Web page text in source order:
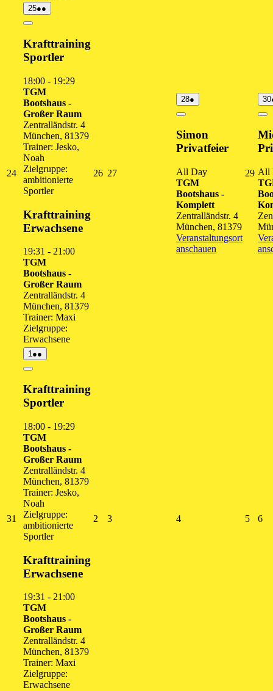
2424.
August
2026
2525.
August
●●
Veranstaltungen)
Close
Krafttraining
Sportler
18:00 - 19:29
TGM
Bootshaus -
Großer Raum
Zentralländstr. 4
München, 81379
Trainer: Jesko,
Noah
Zielgruppe:
ambitionierte
Sportler
Krafttraining
Erwachsene
19:31 - 21:00
TGM
Bootshaus -
Großer Raum
Zentralländstr. 4
München, 81379
Trainer: Maxi
Zielgruppe:
Erwachsene
2626.
2727.
2828.
August
●
Veranstaltung)
Close
Simon
Privatfeier
All Day
TGM
Bootshaus -
Komplett
Zentralländstr. 4
München, 81379
Veranstaltungsort
anschauen
2929.
2026
30
All
31
31.
August
2026
11.
September
2026
●●
Veranstaltungen)
Close
Krafttraining
Sportler
18:00 - 19:29
TGM
Bootshaus -
Großer Raum
Zentralländstr. 4
München, 81379
Trainer: Jesko,
Noah
Zielgruppe:
ambitionierte
Sportler
Krafttraining
Erwachsene
19:31 - 21:00
TGM
Bootshaus -
Großer Raum
Zentralländstr. 4
München, 81379
Trainer: Maxi
Zielgruppe:
Erwachsene
2 33.
44.
55.
66.